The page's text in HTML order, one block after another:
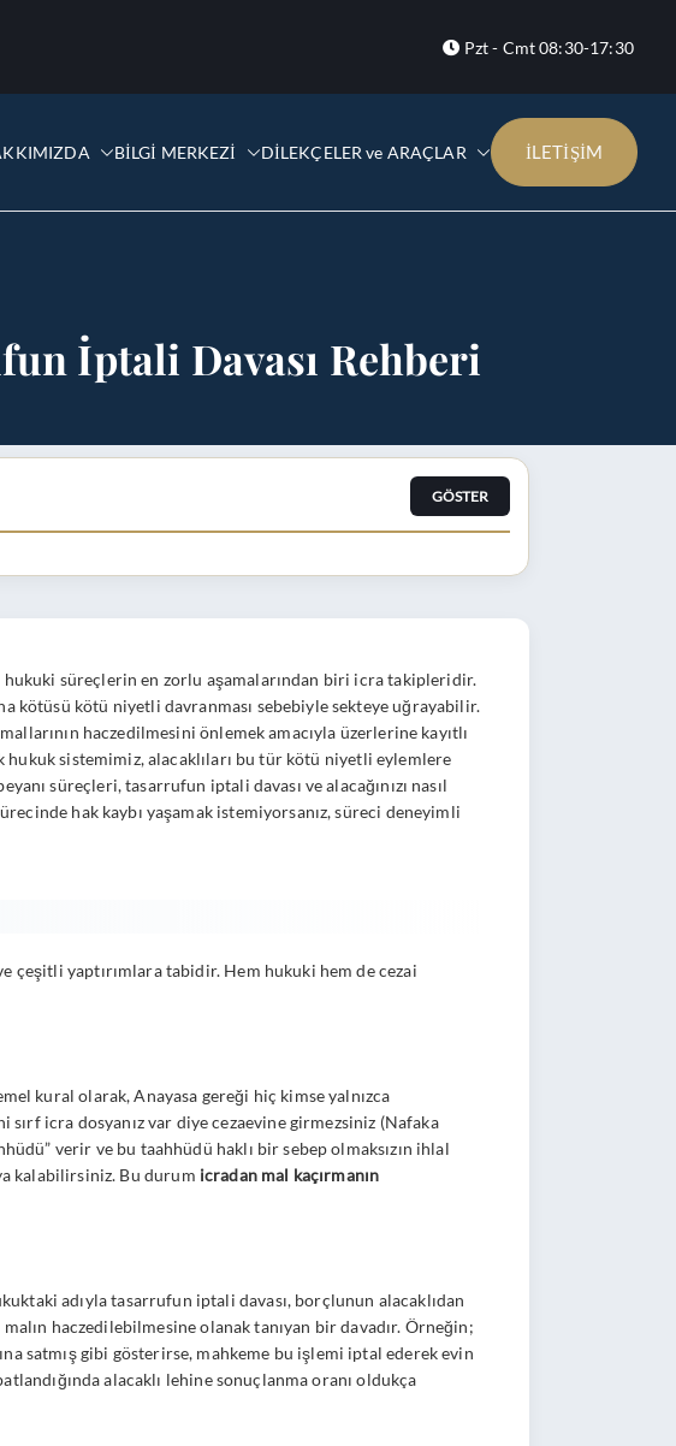
Pzt - Cmt 08:30-17:30
BİLGİ MERKEZİ DİLEKÇELER ve ARAÇLAR İLETİŞİM
İptali Davası Rehberi
GÖSTER
hukuki süreçlerin en zorlu aşamalarından biri icra takipleridir.
kötüsü kötü niyetli davranması sebebiyle sekteye uğrayabilir.
haczedilmesini önlemek amacıyla üzerlerine kayıtlı
hukuk sistemimiz, alacaklıları bu tür kötü niyetli eylemlere
süreçleri, tasarrufun iptali davası ve alacağınızı nasıl
hak kaybı yaşamak istemiyorsanız, süreci deneyimli
çeşitli yaptırımlara tabidir. Hem hukuki hem de cezai
kural olarak, Anayasa gereği hiç kimse yalnızca
icra dosyanız var diye cezaevine girmezsiniz (Nafaka
verir ve bu taahhüdü haklı bir sebep olmaksızın ihlal
kalabilirsiniz. Bu durum icradan mal kaçırmanın
adıylatasarrufun iptali davası, borçlunun alacaklıdan
haczedilebilmesine olanak tanıyan bir davadır. Örneğin;
satmış gibi gösterirse, mahkeme bu işlemi iptal ederek evin
alacaklı lehine sonuçlanma oranı oldukça